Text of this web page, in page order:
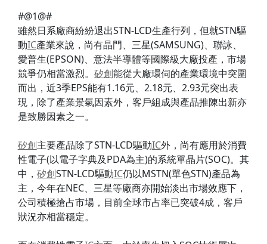
#@1@#
雖然日系廠商紛紛退出STN-LCD生產行列，但就STN驅
動IC產業來說，尚有晶門、三星(SAMSUNG)、聯詠、
愛普生(EPSON)、意法半導體等國際級大廠投產，市場
競爭仍相當激烈。 矽創能從大廠環伺的產業環境中突圍
而出，近3季EPS能有1.16元、2.18元、2.93元突出表
現，除了產業景氣因素外，客戶組成與產品推陳出新亦
是致勝因素之一。
矽創主要產品除了STN-LCD驅動IC外，尚有應用於消費
性電子(以電子字典及PDA為主)的系統單晶片(SOC)。其
中， 矽創STN-LCD驅動IC仍以MSTN(單色STN)產品為
主，今年在NEC、三星等廠商亦開始淡出市場效應下，
公司積極搶占市場，目前全球市占率已突破4成，客戶
狀況亦相當穩定。